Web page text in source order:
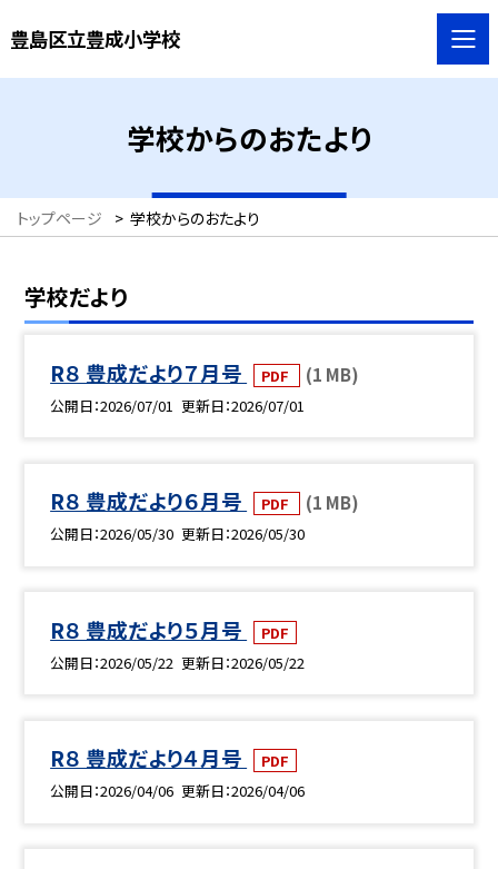
豊島区立豊成小学校
学校からのおたより
トップページ > 学校からのおたより
学校だより
R８ 豊成だより７月号 PDF (1 MB)
公開日 2026/07/01 更新日 2026/07/01
R８ 豊成だより６月号 PDF (1 MB)
公開日 2026/05/30 更新日 2026/05/30
R８ 豊成だより５月号
PDF
公開日 2026/05/22 更新日 2026/05/22
R８ 豊成だより４月号
PDF
公開日 2026/04/06 更新日 2026/04/06